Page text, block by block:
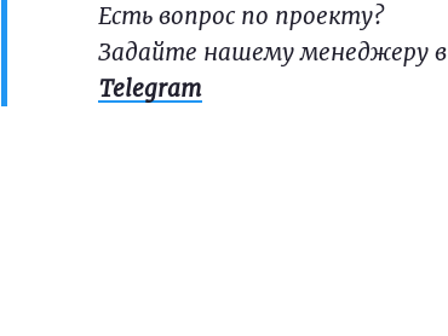
Есть вопрос по проекту?
Задайте нашему менеджеру в
Telegram